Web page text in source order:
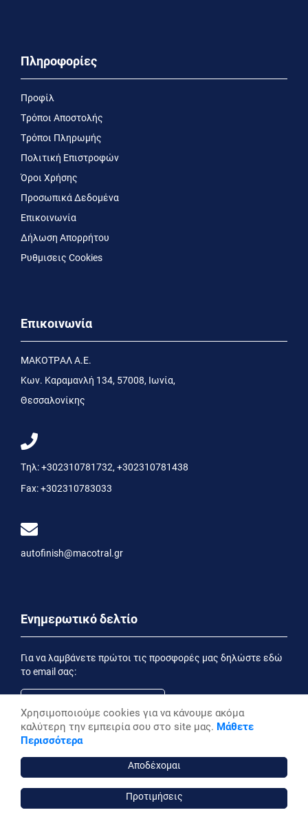
Πληροφορίες
Προφίλ
Τρόποι Αποστολής
Τρόποι Πληρωμής
Πολιτική Επιστροφών
Όροι Χρήσης
Προσωπικά Δεδομένα
Επικοινωνία
Δήλωση Απορρήτου
Ρυθμισεις Cookies
Επικοινωνία
MΑΚΟΤΡΑΛ Α.Ε.
Kων. Kαραμανλή 134, 57008, Ιωνία,
Θεσσαλονίκης
Τηλ:+302310781732, +302310781438
Fax:+302310783033
autofinish@macotral.gr
Ενημερωτικό δελτίο
Για να λαμβάνετε πρώτοι τις προσφορές μας δηλώστε εδώ
το email σας:
Εγγραφή
Έχοντας ενημερωθεί από την
επιθυμώ να λαμβάνω ενημερωτικά email
Powered by Stonewave
Χρησιμοποιούμε cookies για να κάνουμε ακόμα
καλύτερη την εμπειρία σου στο site μας. Μάθετε
Περισσότερα
Αποδέχομαι
Προτιμήσεις